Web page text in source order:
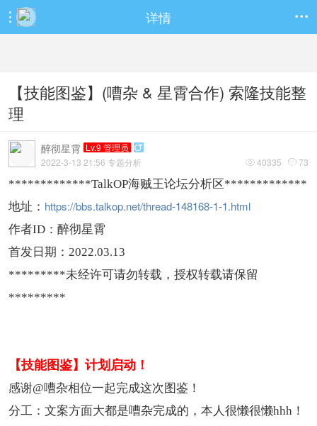
 详情 
【技能图鉴】(嘈杂 & 星霄合作) 索隆技能整
理
醉彻星霄 Lv.9 管理员 
 40335  73
2022-3-13 21:56 专题分析
*************TalkOP海贼王论坛分析区*************
地址： https://bbs.talkop.net/thread-148168-1-1.html
作者ID：醉彻星霄
首发日期：2022.03.13
*********未经许可请勿转载，授权转载请保留
*********
【技能图鉴】计划启动！
感谢@嘈杂相位一起完成这次图鉴！
分工：文案方面大都是嘈杂完成的，本人很懒很懒hhh！